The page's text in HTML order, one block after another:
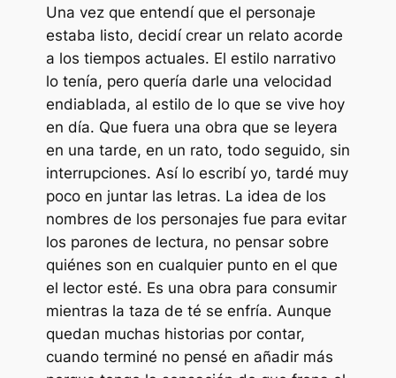
Una vez que entendí que el personaje
estaba listo, decidí crear un relato acorde
a los tiempos actuales. El estilo narrativo
lo tenía, pero quería darle una velocidad
endiablada, al estilo de lo que se vive hoy
en día. Que fuera una obra que se leyera
en una tarde, en un rato, todo seguido, sin
interrupciones. Así lo escribí yo, tardé muy
poco en juntar las letras. La idea de los
nombres de los personajes fue para evitar
los parones de lectura, no pensar sobre
quiénes son en cualquier punto en el que
el lector esté. Es una obra para consumir
mientras la taza de té se enfría. Aunque
quedan muchas historias por contar,
cuando terminé no pensé en añadir más